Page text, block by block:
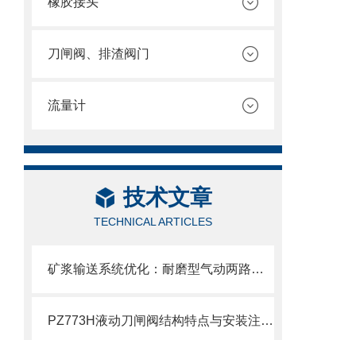
刀闸阀、排渣阀门
流量计
技术文章
TECHNICAL ARTICLES
矿浆输送系统优化：耐磨型气动两路分料阀的应用实践
PZ773H液动刀闸阀结构特点与安装注意事项